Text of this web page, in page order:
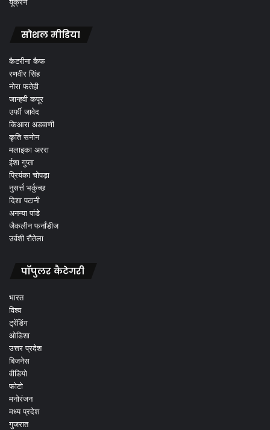
यूक्रेन
सोशल मीडिया
कैटरीना कैफ
रणवीर सिंह
नोरा फतेही
जान्हवी कपूर
उर्फी जावेद
किआरा अडवाणी
कृति सनोन
मलाइका अररा
ईशा गुप्ता
प्रियंका चोपड़ा
नुसर्त्त भर्कुच्छ
दिशा पटानी
अनन्या पांडे
जैकलीन फर्नांडीज
उर्वशी रौतेला
पॉपुलर कैटेगरी
भारत
विश्व
ट्रेंडिंग
ओडिशा
उत्तर प्रदेश
बिजनेस
वीडियो
फोटो
मनोरंजन
मध्य प्रदेश
गुजरात